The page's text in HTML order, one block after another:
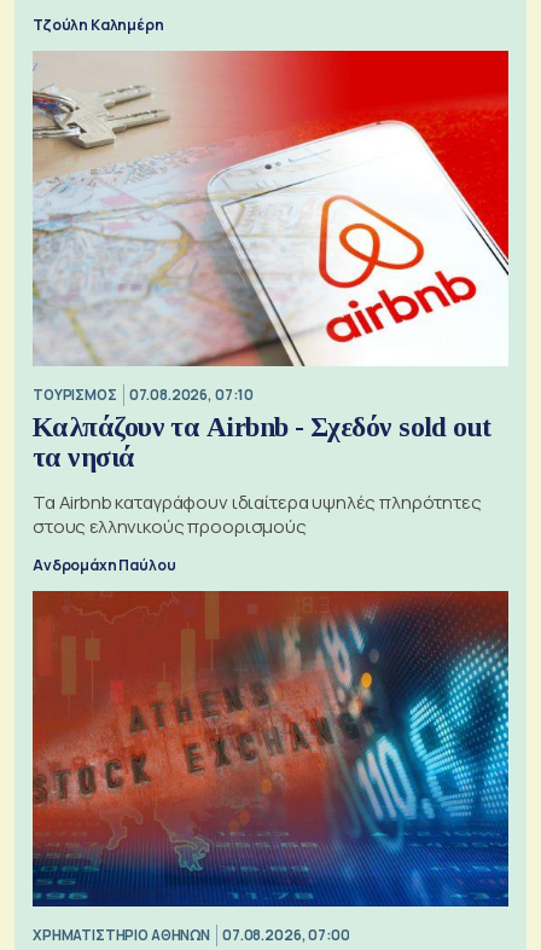
Τζούλη Καλημέρη
ΤΟΥΡΙΣΜΟΣ 07.08.2026, 07:10
Καλπάζουν τα Airbnb - Σχεδόν sold out
τα νησιά
Τα Airbnb καταγράφουν ιδιαίτερα υψηλές πληρότητες
στους ελληνικούς προορισμούς
Ανδρομάχη Παύλου
XΡΗΜΑΤΙΣΤΗΡΙΟ ΑΘΗΝΩΝ 07.08.2026, 07:00